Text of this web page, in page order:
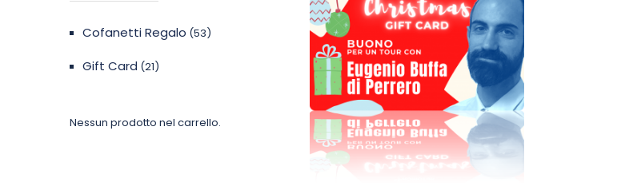
Cofanetti Regalo (53)
Gift Card (21)
Nessun prodotto nel carrello.